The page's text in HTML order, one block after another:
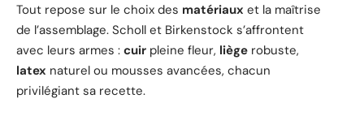
Tout repose sur le choix des matériaux et la maîtrise
de l’assemblage. Scholl et Birkenstock s’affrontent
avec leurs armes : cuir pleine fleur, liège robuste,
latex naturel ou mousses avancées, chacun
privilégiant sa recette.